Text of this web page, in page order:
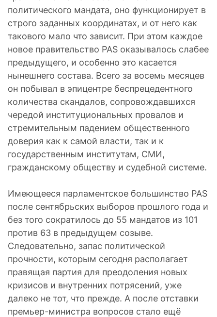
политического мандата, оно функционирует в
строго заданных координатах, и от него как
такового мало что зависит. При этом каждое
новое правительство PAS оказывалось слабее
предыдущего, и особенно это касается
нынешнего состава. Всего за восемь месяцев
он побывал в эпицентре беспрецедентного
количества скандалов, сопровождавшихся
чередой институциональных провалов и
стремительным падением общественного
доверия как к самой власти, так и к
государственным институтам, СМИ,
гражданскому обществу и судебной системе.
Имеющееся парламентское большинство PAS
после сентябрьских выборов прошлого года и
без того сократилось до 55 мандатов из 101
против 63 в предыдущем созыве.
Следовательно, запас политической
прочности, которым сегодня располагает
правящая партия для преодоления новых
кризисов и внутренних потрясений, уже
далеко не тот, что прежде. А после отставки
премьер-министра вопросов стало ещё